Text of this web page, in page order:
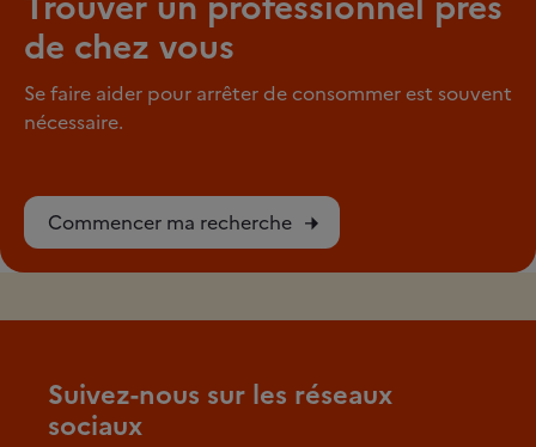
de chez vous
Se faire aider pour arrêter de consommer est souvent
nécessaire.
Commencer ma recherche
Suivez-nous sur les réseaux
sociaux